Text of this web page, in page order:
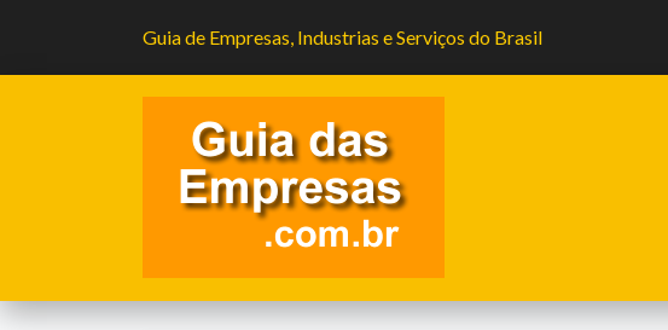
Guia de Empresas, Industrias e Serviços do Brasil